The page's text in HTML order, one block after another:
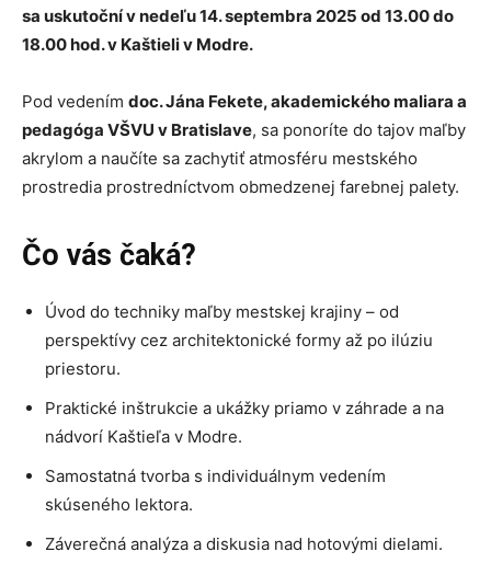
sa uskutoční v nedeľu 14. septembra 2025 od 13.00 do
18.00 hod. v Kaštieli v Modre.
Pod vedením doc. Jána Fekete, akademického maliara a
pedagóga VŠVU v Bratislave, sa ponoríte do tajov maľby
akrylom a naučíte sa zachytiť atmosféru mestského
prostredia prostredníctvom obmedzenej farebnej palety.
Čo vás čaká?
Úvod do techniky maľby mestskej krajiny – od
perspektívy cez architektonické formy až po ilúziu
priestoru.
Praktické inštrukcie a ukážky priamo v záhrade a na
nádvorí Kaštieľa v Modre.
Samostatná tvorba s individuálnym vedením
skúseného lektora.
Záverečná analýza a diskusia nad hotovými dielami.